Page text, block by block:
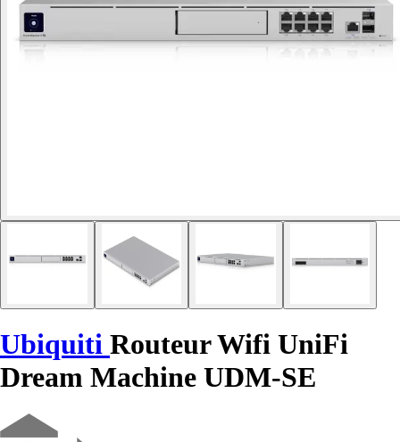
Ubiquiti Routeur Wifi UniFi
Dream Machine UDM-SE